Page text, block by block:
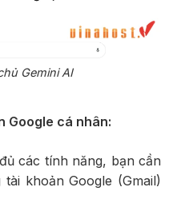
Gemini AI
Google cá nhân:
các tính năng, bạn cần
khoản Google (Gmail)